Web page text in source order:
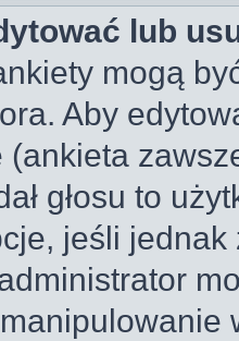
lub
mogą
Aby
(ankieta
głosu to
jeśli jednak